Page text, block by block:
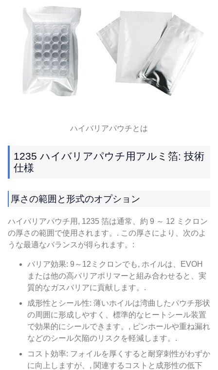
ハイバリアパウチとは
1235 ハイバリアパウチ用アルミ箔: 技術
仕様
厚さの範囲と形式のオプション
ハイバリアパウチ用, 1235 箔は通常、約 9 ～ 12 ミクロン
の厚さの範囲で使用されます。. この厚さにより、次のよ
うな最適なバランスが得られます。:
バリア効果: 9～12ミクロンでも, ホイルは、EVOH
または他の高バリアポリマーと組み合わせると、実
質的なガスバリアに貢献します。.
成形性とシール性: 薄いホイルは湾曲したパウチ形状
の周囲に形成しやすく、標準的なヒートシール装置
で効果的にシールできます。, ピンホールや重ね漏れ
などのシール欠陥のリスクを軽減します。.
コスト効率: フォイルを厚くすると耐穿刺性がわずか
に向上しますが、, 関連するコストと成形性の低下